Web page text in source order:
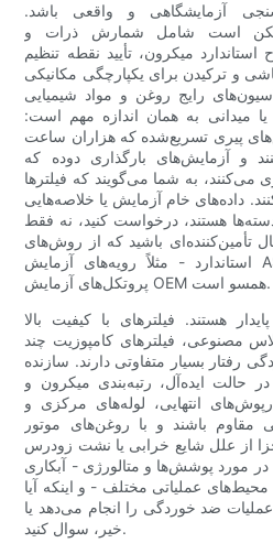
آزمایشگاهی و واقعی باشد.
ممکن است شامل شمارش ذرات و
میکرون، تأیید نقطه تنظیم
و ترکیدن برای یکپارچگی مکانیکی
رایج روغن و مواد شیمیایی
یا میدانی به همان اندازه مهم است:
پیری تسریع‌شده که هزاران ساعت
و آزمایش‌های بارگذاری دوده که
به شما می‌گویند که فیلترها
داده‌های خام آزمایش یا خلاصه‌هایی
هستند، درخواست کنید، نه فقط
تأمین‌کننده‌ای باشید که از روش‌های
استاندارد - مثلاً رویه‌های آزمایش ASTM - استفاده می‌کند یا با
پروتکل‌های آزمایش OEM همسو است.
هستند. فیلترهای با کیفیت بالا
مصنوعی، فیلترهای کامپوزیت چند
رفتار بسیار متفاوتی دارند. سازنده
حالت ایده‌آل، رتبه‌بندی میکرون و
انتهایی، لوله‌های مرکزی و
مقاوم باشند و با روغن‌های موتور
از علل شایع خرابی یا نشت زودرس
مورد پوشش‌ها و متالورژی - آبکاری
عملیاتی مختلف - و اینکه آیا
ضد خوردگی را انجام می‌دهد یا
خیر، سوال کنید.